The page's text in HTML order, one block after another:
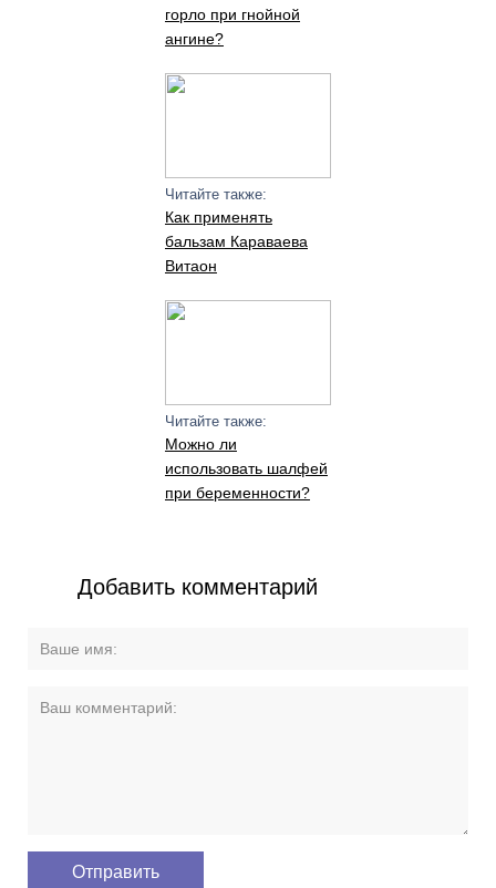
горло при гнойной
ангине?
Читайте также:
Как применять
бальзам Караваева
Витаон
Читайте также:
Можно ли
использовать шалфей
при беременности?
Добавить комментарий